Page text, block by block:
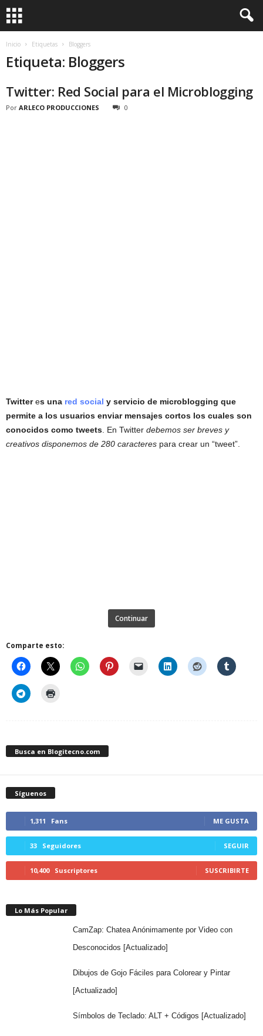
Inicio Etiquetas Bloggers
Etiqueta: Bloggers
Twitter: Red Social para el Microblogging
Por ARLECO PRODUCCIONES 0
Twitteres una red social y servicio de microblogging que
permite a los usuarios enviar mensajes cortos los cuales son
conocidos como tweets . En Twitter debemos ser breves y
creativos disponemos de 280 caracteres para crear un “tweet”.
Continuar
Comparte esto:
Busca en Blogitecno.com
Síguenos
1,311 Fans ME GUSTA
33 Seguidores SEGUIR
10,400 Suscriptores SUSCRIBIRTE
Lo Más Popular
CamZap: Chatea Anónimamente por Video con
Desconocidos [Actualizado]
Dibujos de Gojo Fáciles para Colorear y Pintar
[Actualizado]
Símbolos de Teclado: ALT + Códigos [Actualizado]